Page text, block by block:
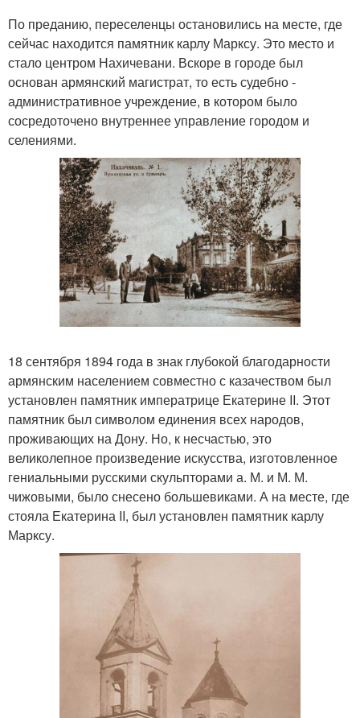
По преданию, переселенцы остановились на месте, где
сейчас находится памятник карлу Марксу. Это место и
стало центром Нахичевани. Вскоре в городе был
основан армянский магистрат, то есть судебно -
административное учреждение, в котором было
сосредоточено внутреннее управление городом и
селениями.
18 сентября 1894 года в знак глубокой благодарности
армянским населением совместно с казачеством был
установлен памятник императрице Екатерине II. Этот
памятник был символом единения всех народов,
проживающих на Дону. Но, к несчастью, это
великолепное произведение искусства, изготовленное
гениальными русскими скульпторами а. М. и М. М.
чижовыми, было снесено большевиками. А на месте, где
стояла Екатерина II, был установлен памятник карлу
Марксу.